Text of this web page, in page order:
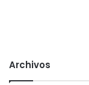
Archivos